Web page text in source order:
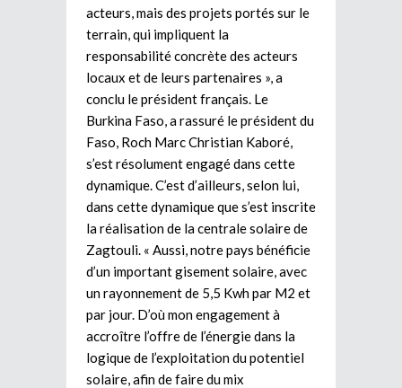
acteurs, mais des projets portés sur le
terrain, qui impliquent la
responsabilité concrète des acteurs
locaux et de leurs partenaires », a
conclu le président français. Le
Burkina Faso, a rassuré le président du
Faso, Roch Marc Christian Kaboré,
s’est résolument engagé dans cette
dynamique. C’est d’ailleurs, selon lui,
dans cette dynamique que s’est inscrite
la réalisation de la centrale solaire de
Zagtouli. « Aussi, notre pays bénéficie
d’un important gisement solaire, avec
un rayonnement de 5,5 Kwh par M2 et
par jour. D’où mon engagement à
accroître l’offre de l’énergie dans la
logique de l’exploitation du potentiel
solaire, afin de faire du mix